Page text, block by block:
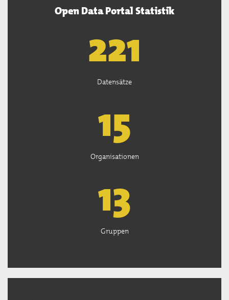
Open Data Portal Statistik
222
Datensätze
15
Organisationen
13
Gruppen